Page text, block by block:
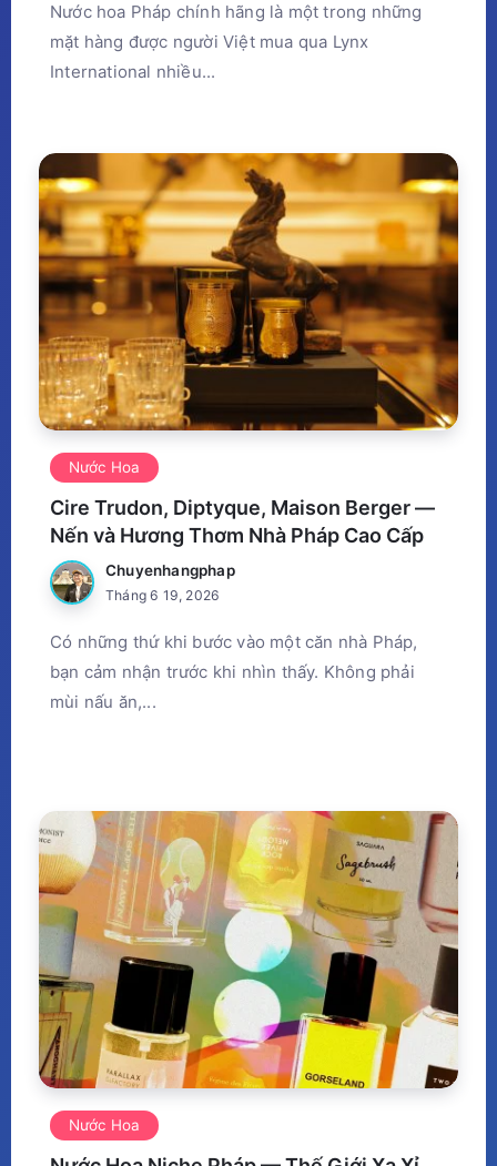
Nước hoa Pháp chính hãng là một trong những
mặt hàng được người Việt mua qua Lynx
International nhiều...
Nước Hoa
Cire Trudon, Diptyque, Maison Berger —
Nến và Hương Thơm Nhà Pháp Cao Cấp
Chuyenhangphap
Tháng 6 19, 2026
Có những thứ khi bước vào một căn nhà Pháp,
bạn cảm nhận trước khi nhìn thấy. Không phải
mùi nấu ăn,...
Nước Hoa